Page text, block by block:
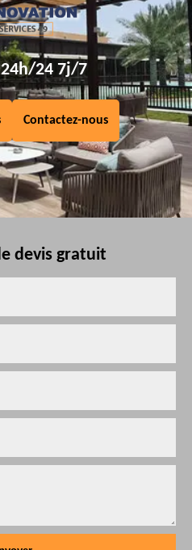
24 7j/7
Contactez-nous
devis gratuit